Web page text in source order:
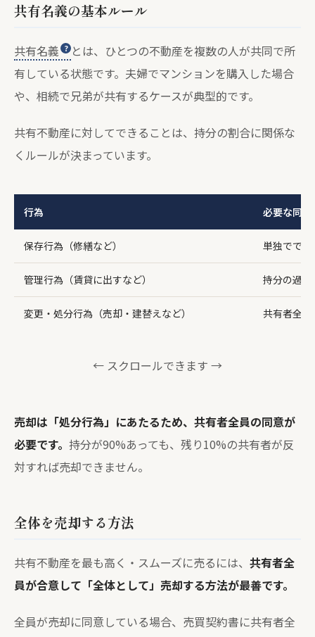
共有名義の基本ルール
共有名義
とは、ひとつの不動産を複数の人が共同で所
有している状態です。夫婦でマンションを購入した場合
や、相続で兄弟が共有するケースが典型的です。
共有不動産に対してできることは、持分の割合に関係な
くルールが決まっています。
行為 必要な同意
保存行為（修繕など） 単独ででき
管理行為（賃貸に出すなど） 持分の過半
変更・処分行為（売却・建替えなど） 共有者全
← スクロールできます →
売却は「処分行為」にあたるため、共有者全員の同意が
必要です。 持分が90%あっても、残り10%の共有者が反
対すれば売却できません。
全体を売却する方法
共有不動産を最も高く・スムーズに売るには、 共有者全
員が合意して「全体として」売却する方法が最善です。
全員が売却に同意している場合、売買契約書に共有者全